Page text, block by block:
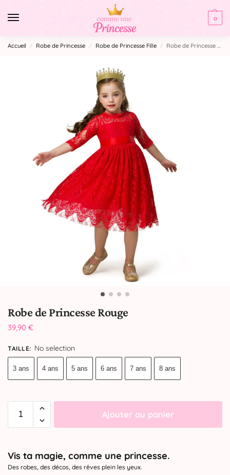
0
Accueil / Robe de Princesse / Robe de Princesse Fille / Robe de Princesse Rouge
Robe de Princesse Rouge
39,90 €
TAILLE: No selection
3 ans 4 ans 5 ans 6 ans 7 ans 8 ans
Ajouter au panier
Vis ta magie, comme une princesse.
Des robes, des décos, des rêves plein les yeux.